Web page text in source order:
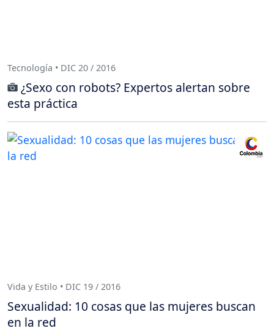
Tecnología • DIC 20 / 2016
¿Sexo con robots? Expertos alertan sobre
esta práctica
Vida y Estilo • DIC 19 / 2016
Sexualidad: 10 cosas que las mujeres buscan
en la red